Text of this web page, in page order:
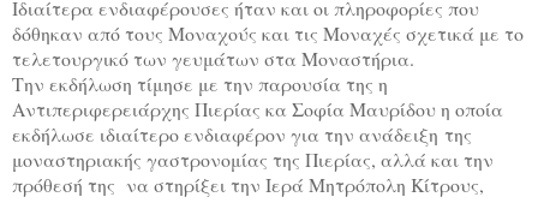
Ιδιαίτερα ενδιαφέρουσες ήταν και οι πληροφορίες που
δόθηκαν από τους Μοναχούς και τις Μοναχές σχετικά με το
τελετουργικό των γευμάτων στα Μοναστήρια.
Την εκδήλωση τίμησε με την παρουσία της η
Αντιπεριφερειάρχης Πιερίας κα Σοφία Μαυρίδου η οποία
εκδήλωσε ιδιαίτερο ενδιαφέρον για την ανάδειξη της
μοναστηριακής γαστρονομίας της Πιερίας, αλλά και την
πρόθεσή της να στηρίξει την Ιερά Μητρόπολη Κίτρους,